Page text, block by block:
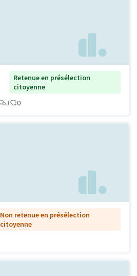
Retenue en présélection
citoyenne
3 0
Non retenue en présélection
citoyenne